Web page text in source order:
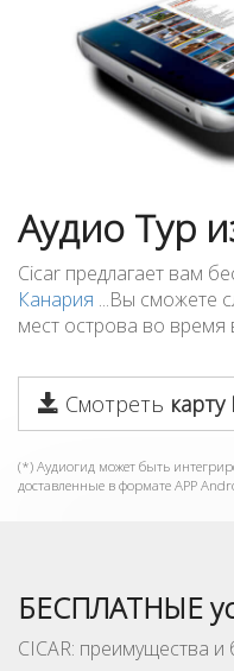
Аудио Тур
Cicar предлагает вам
Канария ...Вы сможете
мест острова во время
Смотреть
(*) Аудиогид может быть
доставленные в формате APP
БЕСПЛАТНЫЕ
CICAR: преимущества и